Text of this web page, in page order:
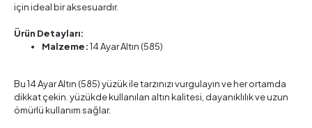
için ideal bir aksesuardır.
Ürün Detayları:
Malzeme:14 Ayar Altın (585)
Bu 14 Ayar Altın (585) yüzük ile tarzınızı vurgulayın ve her ortamda
dikkat çekin. yüzükde kullanılan altın kalitesi, dayanıklılık ve uzun
ömürlü kullanım sağlar.